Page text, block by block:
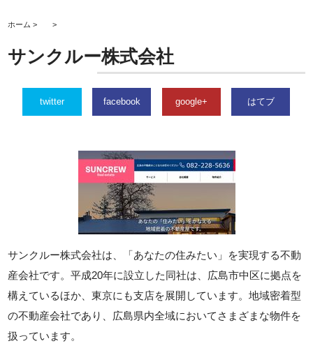
ホーム > >
サンクルー株式会社
twitter facebook google+ はてブ
サンクルー株式会社は、「あなたの住みたい」を実現する不動
産会社です。平成20年に設立した同社は、広島市中区に拠点を
構えているほか、東京にも支店を展開しています。地域密着型
の不動産会社であり、広島県内全域においてさまざまな物件を
扱っています。